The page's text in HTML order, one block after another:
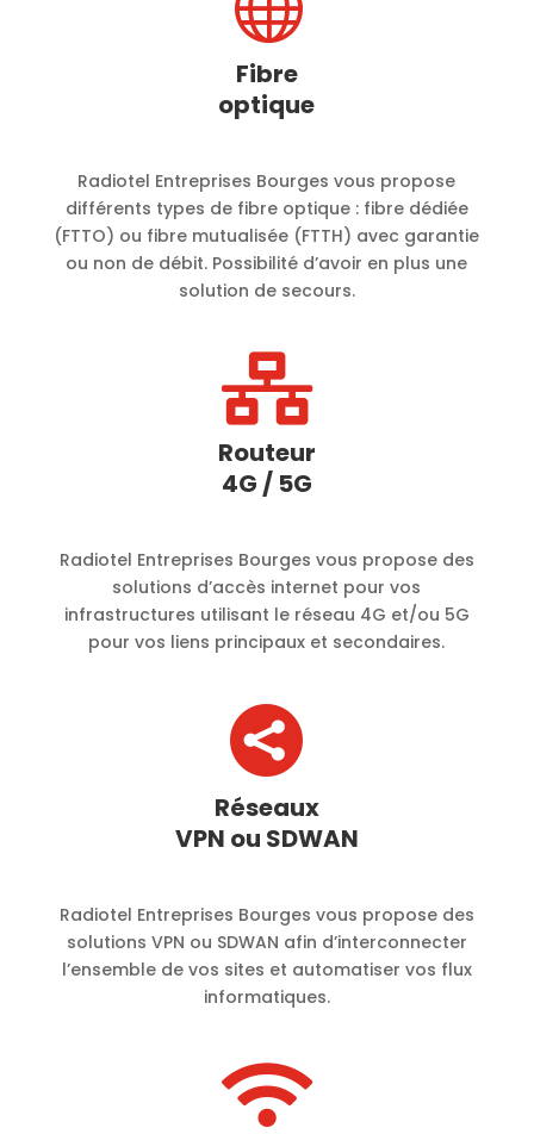
Fibre
optique
Radiotel Entreprises Bourges vous propose
différents types de fibre optique : fibre dédiée
(FTTO) ou fibre mutualisée (FTTH) avec garantie
ou non de débit. Possibilité d’avoir en plus une
solution de secours.

Routeur
4G / 5G
Radiotel Entreprises Bourges vous propose des
solutions d’accès internet pour vos
infrastructures utilisant le réseau 4G et/ou 5G
pour vos liens principaux et secondaires.

Réseaux
VPN ou SDWAN
Radiotel Entreprises Bourges vous propose des
solutions VPN ou SDWAN afin d’interconnecter
l’ensemble de vos sites et automatiser vos flux
informatiques.
